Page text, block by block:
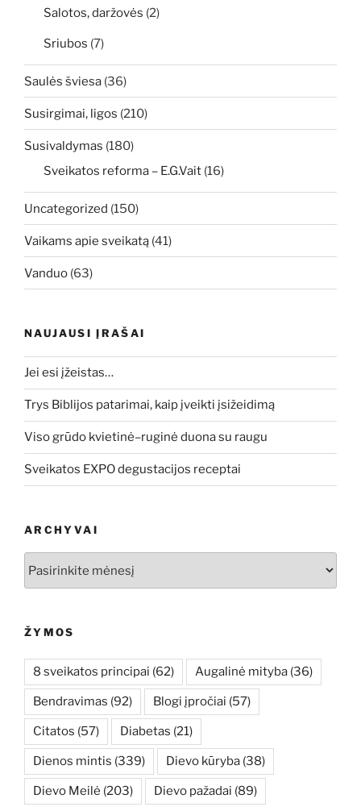
Salotos, daržovės (2)
Sriubos (7)
Saulės šviesa (36)
Susirgimai, ligos (210)
Susivaldymas (180)
Sveikatos reforma – E.G.Vait (16)
Uncategorized (150)
Vaikams apie sveikatą (41)
Vanduo (63)
NAUJAUSI ĮRAŠAI
Jei esi įžeistas…
Trys Biblijos patarimai, kaip įveikti įsižeidimą
Viso grūdo kvietinė–ruginė duona su raugu
Sveikatos EXPO degustacijos receptai
ARCHYVAI
ŽYMOS
8 sveikatos principai (62) Augalinė mityba (36)
Bendravimas (92) Blogi įpročiai (57)
Citatos (57) Diabetas (21)
Dienos mintis (339) Dievo kūryba (38)
Dievo Meilė (203) Dievo pažadai (89)